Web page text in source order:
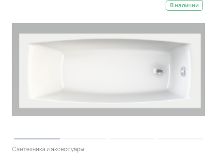
В наличии
Сантехника и аксессуары